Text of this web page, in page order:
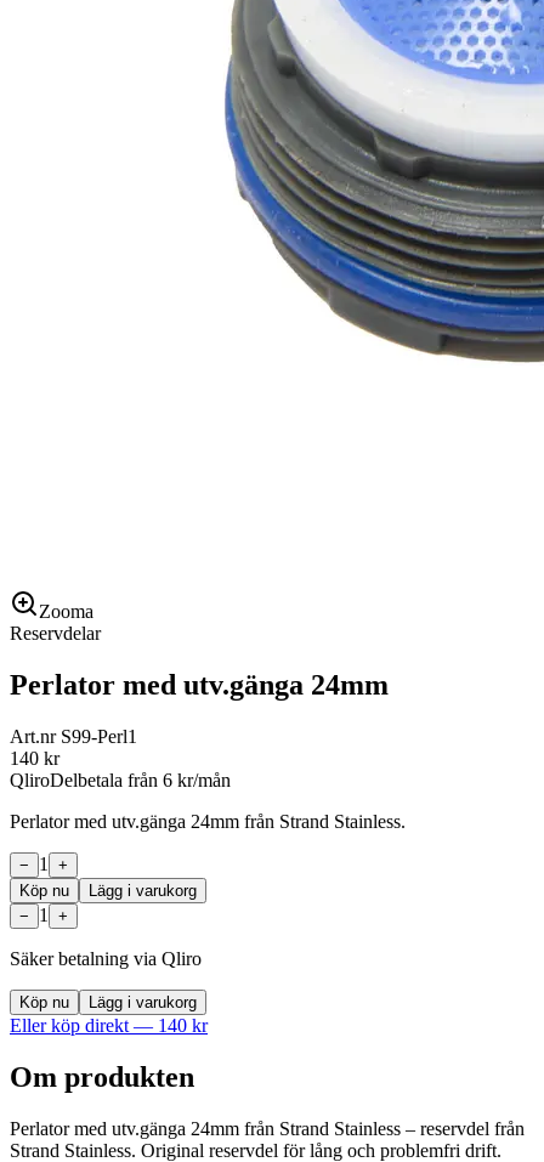
Zooma
Reservdelar
Perlator med utv.gänga 24mm
Art.nr S99-Perl1
140 kr
QliroDelbetala från 6 kr/mån
Perlator med utv.gänga 24mm från Strand Stainless.
− 1
+
Köp nu
Lägg i varukorg
−
1 +
Säker betalning via Qliro
Köp nu Lägg i varukorg
Eller köp direkt — 140 kr
Om produkten
Perlator med utv.gänga 24mm från Strand Stainless – reservdel från
Strand Stainless. Original reservdel för lång och problemfri drift.